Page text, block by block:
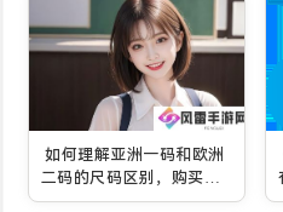
如何理解亚洲一码和欧洲
二码的尺码区别，购买鞋
服时避免尺码不合适的尴